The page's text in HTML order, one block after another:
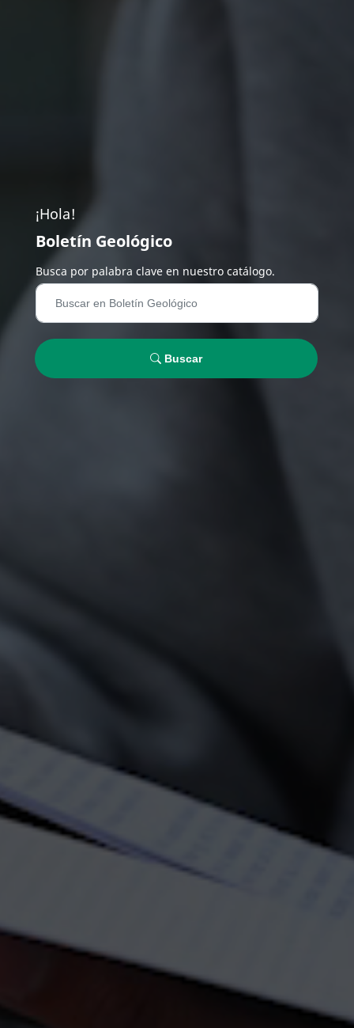
¡Hola!
Boletín Geológico
Busca por palabra clave en nuestro catálogo.
Buscar